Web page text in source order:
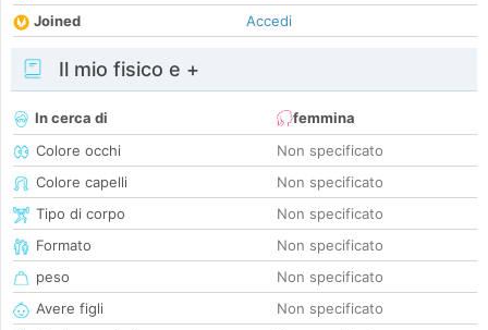
Joined
Accedi
Il mio fisico e +
In cerca di
femmina
Colore occhi
Non specificato
Colore capelli
Non specificato
Tipo di corpo
Non specificato
Formato
Non specificato
peso
Non specificato
Avere figli
Non specificato